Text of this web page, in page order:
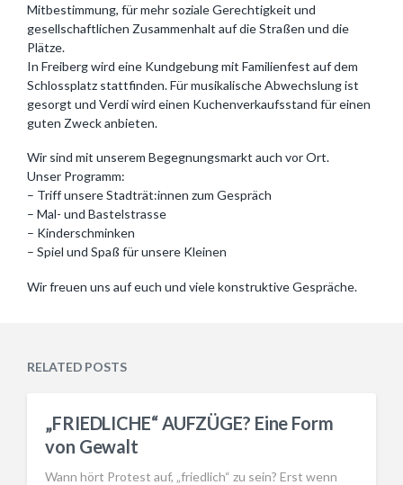
Mitbestimmung, für mehr soziale Gerechtigkeit und
gesellschaftlichen Zusammenhalt auf die Straßen und die
Plätze.
In Freiberg wird eine Kundgebung mit Familienfest auf dem
Schlossplatz stattfinden. Für musikalische Abwechslung ist
gesorgt und Verdi wird einen Kuchenverkaufsstand für einen
guten Zweck anbieten.
Wir sind mit unserem Begegnungsmarkt auch vor Ort.
Unser Programm:
– Triff unsere Stadträt:innen zum Gespräch
– Mal- und Bastelstrasse
– Kinderschminken
– Spiel und Spaß für unsere Kleinen
Wir freuen uns auf euch und viele konstruktive Gespräche.
RELATED POSTS
„FRIEDLICHE“ AUFZÜGE? Eine Form
von Gewalt
Wann hört Protest auf, „friedlich“ zu sein? Erst wenn